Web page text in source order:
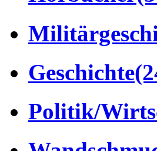
Geschichte
Politik/